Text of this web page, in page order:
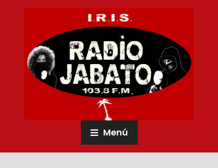
Menú